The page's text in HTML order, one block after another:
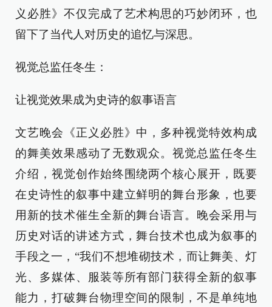
义必胜》不仅完成了艺术构思的巧妙闭环，也
留下了当代人对历史的追忆与深思。
视觉总监任冬生：
让视觉效果成为史诗的叙事语言
文艺晚会《正义必胜》中，多种视觉特效构成
的舞美效果感动了无数观众。视觉总监任冬生
介绍，视觉创作始终围绕两个核心展开，既要
在史诗性的叙事中建立鲜明的舞台形象，也要
用新的技术催生全新的舞台语言。晚会采用与
历史对话的讲述方式，舞台技术也成为叙事的
手段之一，“我们不想堆砌技术，而让舞美、灯
光、多媒体、服装等所有部门获得全新的叙事
能力，打破舞台物理空间的限制，不是单纯地